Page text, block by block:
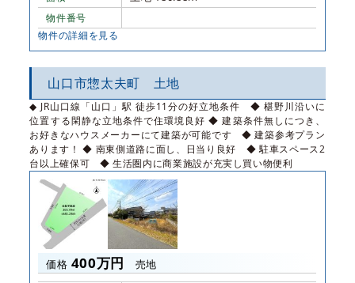
物件番号
物件の詳細を見る
山口市惣太夫町 土地
◆ JR山口線「山口」駅 徒歩11分の好立地条件 ◆ 椹野川沿いに
位置する閑静な立地条件で住環境良好 ◆ 建築条件無しにつき、
お好きなハウスメーカーにて建築が可能です ◆ 建築参考プラン
あります！ ◆ 南東側道路に面し、日当り良好 ◆ 駐車スペース2
台以上確保可 ◆ 生活圏内に商業施設が充実し買い物便利
価格 400万円 売地